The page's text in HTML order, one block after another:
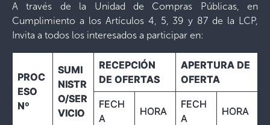
A través de la Unidad de Compras Públicas, en
Cumplimiento a los Artículos 4, 5, 39 y 87 de la LCP,
Invita a todos los interesados a participar en:
PROC
ESO
Nº
SUMI
NISTR
O/SER
VICIO
RECEPCIÓN
DE OFERTAS
APERTURA DE
OFERTA
FECH
A
HORA
FECH
A
HORA